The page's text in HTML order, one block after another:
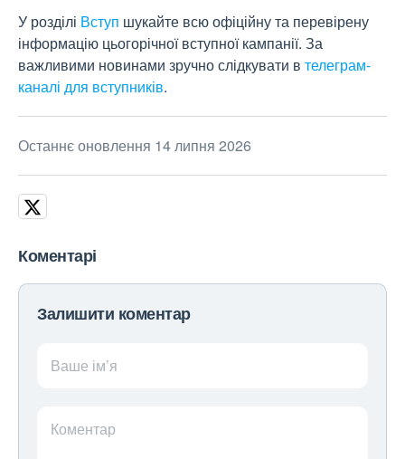
У розділі Вступ шукайте всю офіційну та перевірену
інформацію цьогорічної вступної кампанії. За
важливими новинами зручно слідкувати в телеграм-
каналі для вступників.
Останнє оновлення 14 липня 2026
Коментарі
Залишити коментар
Ваше ім’я
Коментар